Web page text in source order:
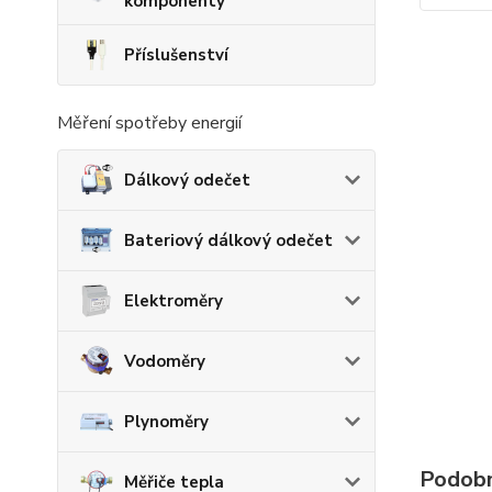
Příslušenství
Měření spotřeby energií
Dálkový odečet
Bateriový dálkový odečet
Elektroměry
Vodoměry
Plynoměry
Měřiče tepla